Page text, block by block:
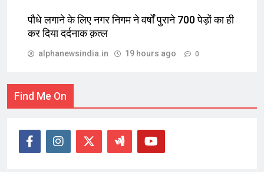
पौधे लगाने के लिए नगर निगम ने वर्षों पुराने 700 पेड़ों का ही
कर दिया दर्दनाक क़त्ल
alphanewsindia.in 19 hours ago 0
Find Me On